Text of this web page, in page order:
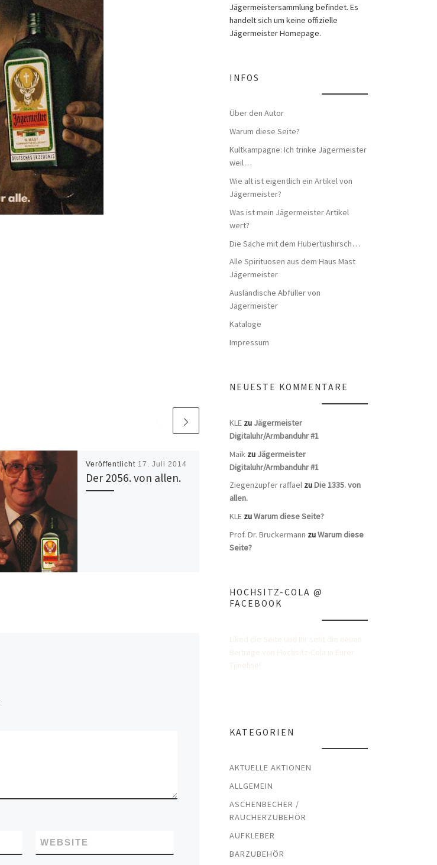
Veröffentlicht 17. Juli 2014
Der 2056. von allen.
Die 1003. von allen.
WEBSITE
Jägermeistersammlung befindet. Es
handelt sich um keine offizielle
Jägermeister Homepage.
INFOS
Über den Autor
Warum diese Seite?
Kultkampagne: Ich trinke Jägermeister
weil…
Wie alt ist eigentlich ein Artikel von
Jägermeister?
Was ist mein Jägermeister Artikel
wert?
Die Sache mit dem Hubertushirsch…
Alle Spirituosen aus dem Haus Mast
Jägermeister
Ausländische Abfüller von
Jägermeister
Kataloge
Impressum
NEUESTE KOMMENTARE
KLEzu Jägermeister
Digitaluhr/Armbanduhr #1
Maik zu Jägermeister
Digitaluhr/Armbanduhr #1
Ziegenzupfer raffaelzuDie 1335. von
allen.
KLEzuWarum diese Seite?
Prof. Dr. Bruckermann zuWarum diese
Seite?
HOCHSITZ-COLA @
FACEBOOK
KATEGORIEN
AKTUELLE AKTIONEN
ALLGEMEIN
ASCHENBECHER /
RAUCHERZUBEHÖR
AUFKLEBER
BARZUBEHÖR